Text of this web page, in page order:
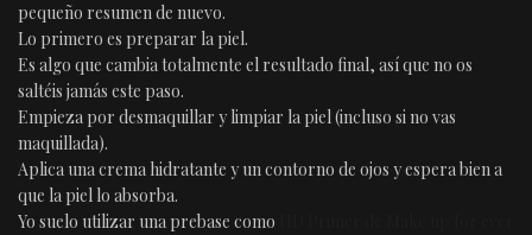
pequeño resumen de nuevo.
Lo primero es preparar la piel.
Es algo que cambia totalmente el resultado final, así que no os
saltéis jamás este paso.
Empieza por desmaquillar y limpiar la piel (incluso si no vas
maquillada).
Aplica una crema hidratante y un contorno de ojos y espera bien a
que la piel lo absorba.
Yo suelo utilizar una prebase como